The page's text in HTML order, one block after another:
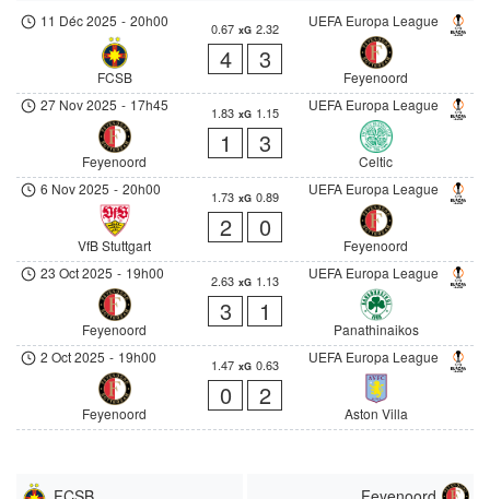
UEFA Europa League
11 Déc 2025 - 20h00
FCSB
0.67 xG 2.32
4 3
Feyenoord
UEFA Europa League
27 Nov 2025 - 17h45
Feyenoord
1.83 xG 1.15
1 3
Celtic
UEFA Europa League
6 Nov 2025 - 20h00
VfB Stuttgart
1.73 xG 0.89
2 0
Feyenoord
UEFA Europa League
23 Oct 2025 - 19h00
Feyenoord
2.63 xG 1.13
3 1
Panathinaikos
UEFA Europa League
2 Oct 2025 - 19h00
Feyenoord
1.47 xG 0.63
0 2
Aston Villa